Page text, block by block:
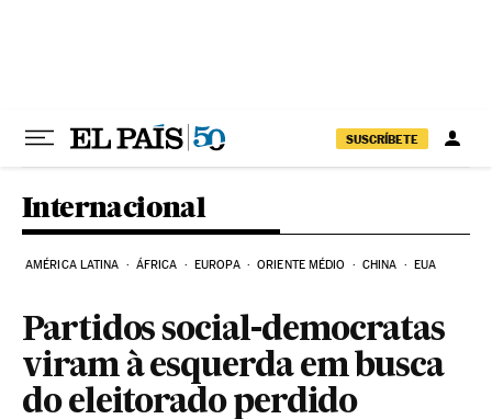
SUSCRÍBETE
Internacional
AMÉRICA LATINA ÁFRICA EUROPA ORIENTE MÉDIO CHINA EUA
Partidos social-democratas
viram à esquerda em busca
do eleitorado perdido